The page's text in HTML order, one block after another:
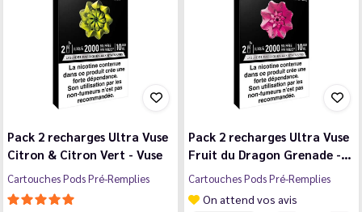
Pack 2 recharges Ultra Vuse
Citron & Citron Vert - Vuse
Cartouches Pods Pré-Remplies
Pack 2 recharges Ultra Vuse
Fruit du Dragon Grenade -…
Cartouches Pods Pré-Remplies
On attend vos avis